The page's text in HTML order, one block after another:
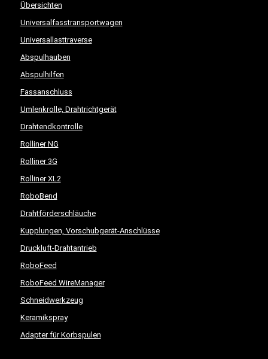
Übersichten
Universalfasstransportwagen
Universallasttraverse
Abspulhauben
Abspulhilfen
Fassanschluss
Umlenkrolle, Drahtrichtgerät
Drahtendkontrolle
Rolliner NG
Rolliner 3G
Rolliner XL2
RoboBend
Drahtförderschläuche
Kupplungen, Vorschubgerät-Anschlüsse
Druckluft-Drahtantrieb
RoboFeed
RoboFeed WireManager
Schneidwerkzeug
Keramikspray
Adapter für Korbspulen